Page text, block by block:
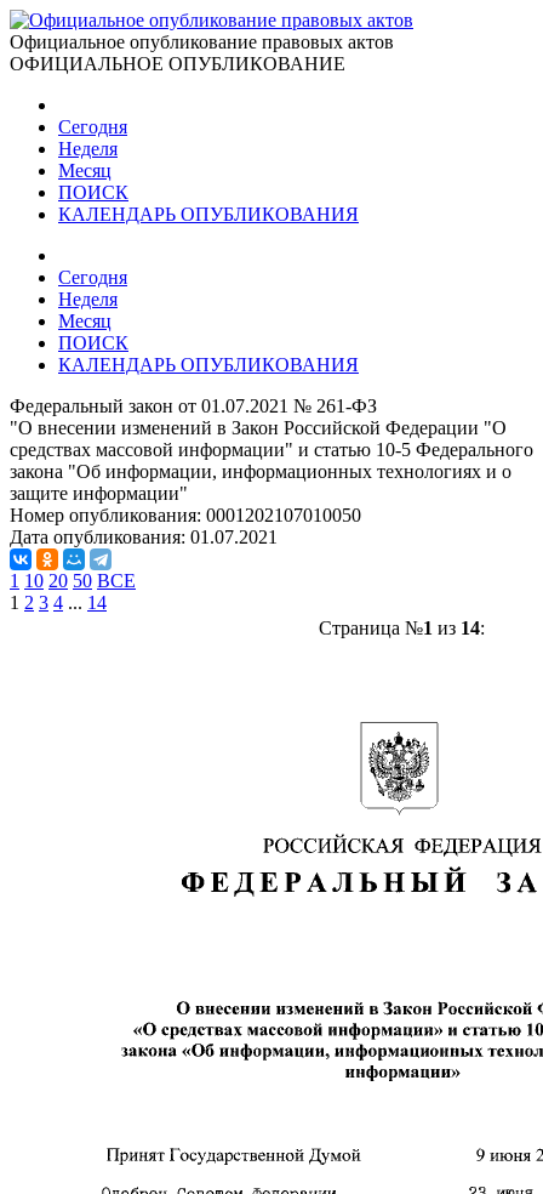
Официальное опубликование правовых актов
ОФИЦИАЛЬНОЕ ОПУБЛИКОВАНИЕ
Сегодня
Неделя
Месяц
ПОИСК
КАЛЕНДАРЬ ОПУБЛИКОВАНИЯ
Сегодня
Неделя
Месяц
ПОИСК
КАЛЕНДАРЬ ОПУБЛИКОВАНИЯ
Федеральный закон от 01.07.2021 № 261-ФЗ
"О внесении изменений в Закон Российской Федерации "О
средствах массовой информации" и статью 10-5 Федерального
закона "Об информации, информационных технологиях и о
защите информации"
Номер опубликования: 0001202107010050
Дата опубликования: 01.07.2021
1 10 20 50 ВСЕ
1 2 3 4 ... 14
Страница №1 из 14: